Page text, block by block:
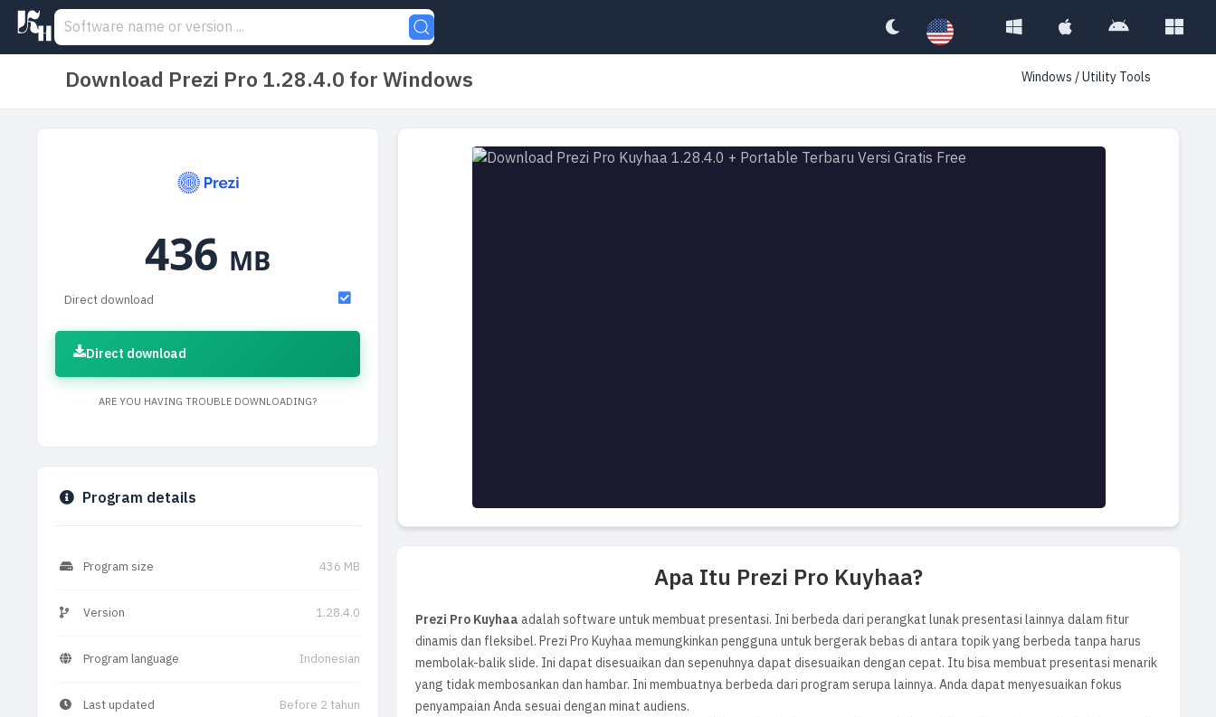
Download Prezi Pro 1.28.4.0 for Windows Windows/Utility Tools
Apa Itu Prezi Pro Kuyhaa?
Prezi Pro Kuyhaaadalah software untuk membuat presentasi. Ini berbeda dari perangkat lunak presentasi lainnya dalam fitur
dinamis dan fleksibel. Prezi Pro Kuyhaa memungkinkan pengguna untuk bergerak bebas di antara topik yang berbeda tanpa harus
membolak-balik slide. Ini dapat disesuaikan dan sepenuhnya dapat disesuaikan dengan cepat. Itu bisa membuat presentasi menarik
yang tidak membosankan dan hambar. Ini membuatnya berbeda dari program serupa lainnya. Anda dapat menyesuaikan fokus
penyampaian Anda sesuai dengan minat audiens.
436 MB
Direct download
Direct download
ARE YOU HAVING TROUBLE DOWNLOADING?
Program details
Program size 436 MB
Version 1.28.4.0
Program language Indonesian
Last updated Before 2 tahun